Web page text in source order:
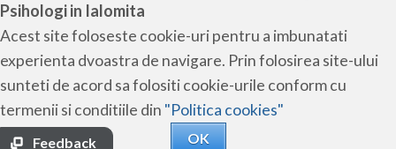
Psihologi in Ialomita
Acest site foloseste cookie-uri pentru a imbunatati
experienta dvoastra de navigare. Prin folosirea site-ului
sunteti de acord sa folositi cookie-urile conform cu
termenii si conditiile din "Politica cookies"
OK
Feedback
Psihologi in Sibiu
Psihologi in
Suceava
Psihologi in
Teleorman
Psihologi in Timis
Psihologi in Tulcea Psihologi in Valcea
Psihologi in Vaslui
Psihologi in
Vrancea